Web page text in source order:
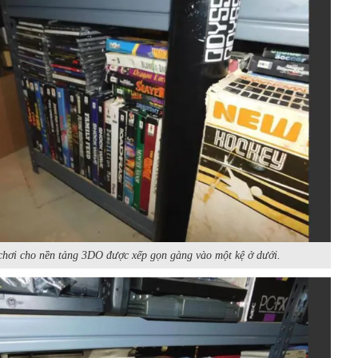
cho nền tảng 3DO được xếp gọn gàng vào một kệ ở dưới.